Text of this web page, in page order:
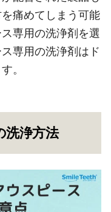
痛めてしまう可能
専用の洗浄剤を選
専用の洗浄剤はド
。
洗浄方法